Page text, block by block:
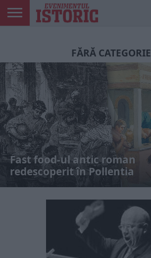
FĂRĂ CATEGORIE
Fast food-ul antic roman
redescoperit în Pollentia